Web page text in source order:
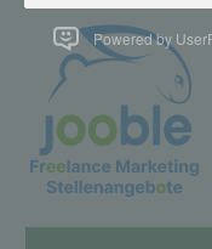
Powered by